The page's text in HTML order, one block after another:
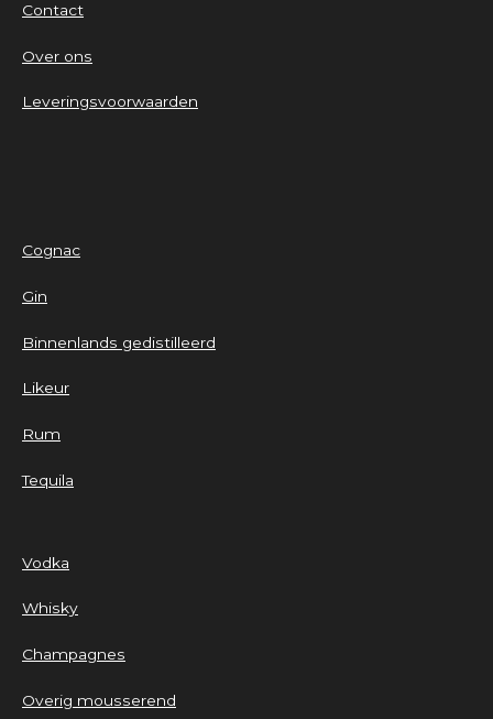
Contact
Over ons
Leveringsvoorwaarden
Cognac
Gin
Binnenlands gedistilleerd
Likeur
Rum
Tequila
Vodka
Whisky
Champagnes
Overig mousserend